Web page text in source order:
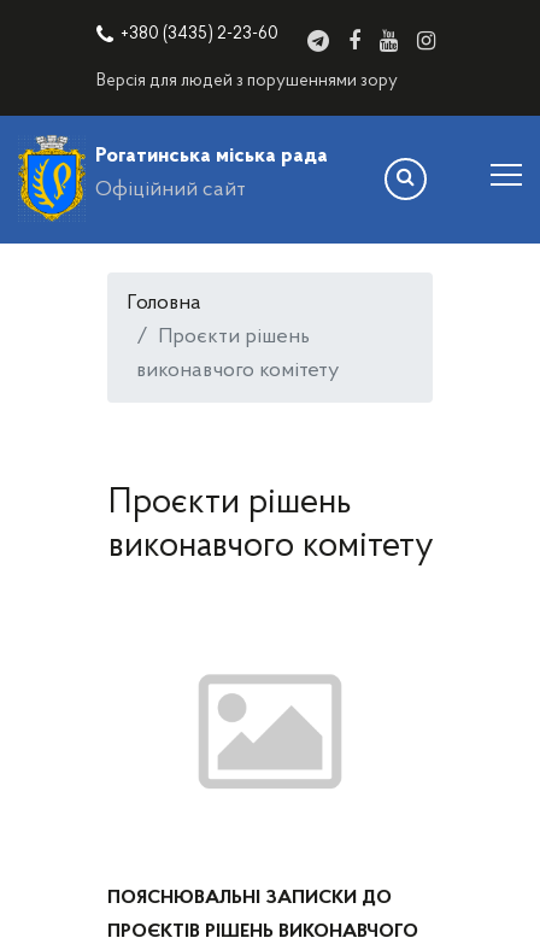
+380 (3435) 2-23-60
Версія для людей з порушеннями зору
Рогатинська міська рада
Офіційний сайт
Головна
Проєкти рішень
виконавчого комітету
Проєкти рішень
виконавчого комітету
ПОЯСНЮВАЛЬНІ ЗАПИСКИ ДО
ПРОЄКТІВ РІШЕНЬ ВИКОНАВЧОГО